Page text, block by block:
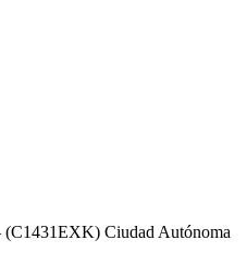
(C1431EXK) Ciudad Autónoma